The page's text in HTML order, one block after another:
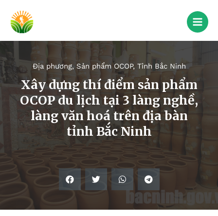
Địa phương, Sản phẩm OCOP, Tỉnh Bắc Ninh
Xây dựng thí điểm sản phẩm
OCOP du lịch tại 3 làng nghề,
làng văn hoá trên địa bàn
tỉnh Bắc Ninh